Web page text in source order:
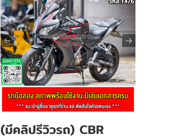
(มีคลิปรีวิวรถ) CBR